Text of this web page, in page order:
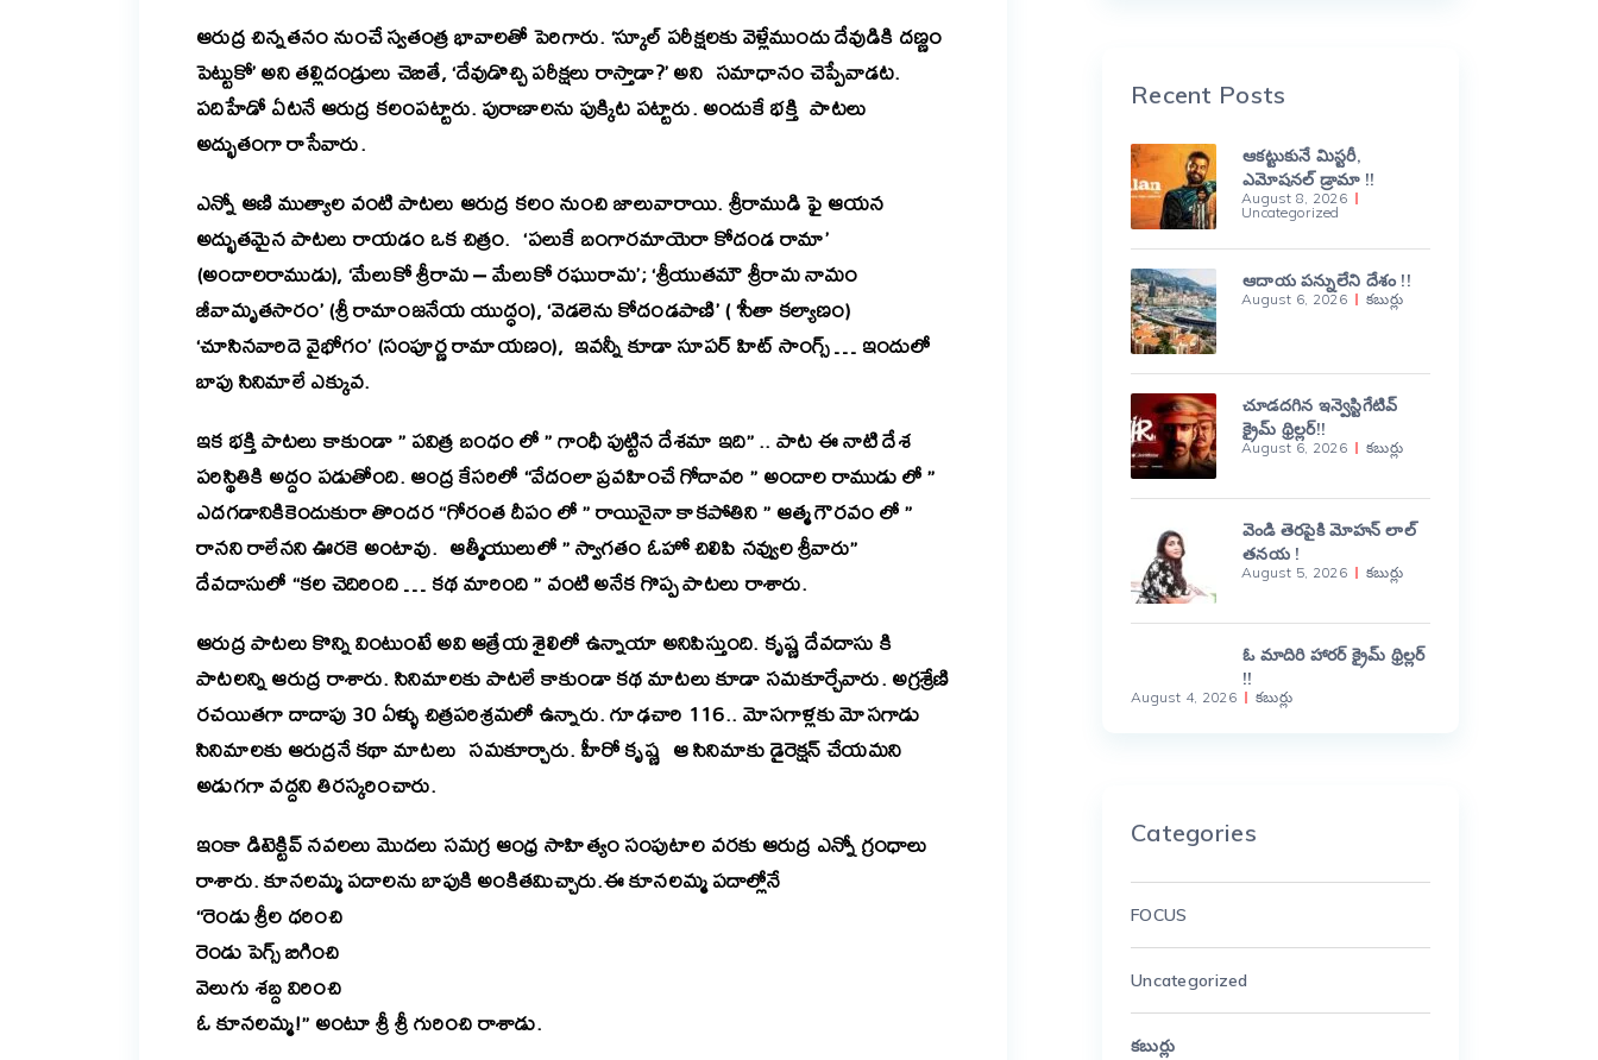
ఆరుద్ర చిన్నతనం నుంచే స్వతంత్ర భావాలతో పెరిగారు. ‘స్కూల్ పరీక్షలకు వెళ్లేముందు దేవుడికి దణ్ణం
పెట్టుకో’ అని తల్లిదండ్రులు చెబితే, ‘దేవుడొచ్చి పరీక్షలు రాస్తాడా?’ అని సమాధానం చెప్పేవాడట.
పదిహేడో ఏటనే ఆరుద్ర కలంపట్టారు. పురాణాలను పుక్కిట పట్టారు. అందుకే భక్తి పాటలు
అద్భుతంగా రాసేవారు.
ఎన్నో ఆణి ముత్యాల వంటి పాటలు ఆరుద్ర కలం నుంచి జాలువారాయి. శ్రీరాముడి ఫై ఆయన
అద్భు‌త‌మైన పాటలు రాయడం ఒక చిత్రం. ‘పలుకే బంగా‌ర‌మా‌యెరా కోదండ రామా’‌
(అందా‌ల‌రా‌ముడు),‘మేలుకో శ్రీరామ −‌ మేలుకో రఘు‌రామ’‌; ‌‘శ్రీయు‌తమౌ శ్రీరా‌మ‌ నామం
జీవా‌మృ‌త‌సారం’‌ (శ్రీ రామాం‌జ‌నేయ యుద్ధం), ‘వెడ‌లెను కోదం‌డ‌పాణి’ ( ‌‘సీతా‌ కల్యాణం)
‘చూసి‌న‌వా‌రిదె వైభోగం’‌ (సంపూర్ణ రామా‌యణం), ‌ ఇవన్నీ కూడా సూపర్ హిట్ సాంగ్స్ … ఇందులో
బాపు సినిమాలే ఎక్కువ.
ఇక భక్తి పాటలు కాకుండా” పవిత్ర బంధం లో ” గాంధీ పుట్టిన దేశమా ఇది” .. పాట ఈ నాటి దేశ
పరిస్థితికి అద్దం పడుతోంది. ఆంద్ర కేసరిలో “వేదంలా ప్రవహించే గోదావరి ” అందాల రాముడు లో ”
ఎదగడానికికెందుకురా తొందర “గోరంత దీపం లో ” రాయినైనా కాకపోతిని ” ఆత్మ గౌరవం లో ”
రానని రాలేనని ఊరకె అంటావు. ఆత్మీయులులో ” స్వాగతం ఓహో చిలిపి నవ్వుల శ్రీవారు”
దేవదాసులో “కల చెదిరింది … కథ మారింది ” వంటి అనేక గొప్ప పాటలు రాశారు.
ఆరుద్ర పాటలు కొన్ని వింటుంటే అవి ఆత్రేయ శైలిలో ఉన్నాయా అనిపిస్తుంది. కృష్ణ దేవదాసు కి
పాటలన్ని ఆరుద్ర రాశారు. సినిమాలకు పాటలే కాకుండా కథ మాటలు కూడా సమకూర్చేవారు. అగ్రశ్రేణి
రచయితగా దాదాపు 30 ఏళ్ళు చిత్రపరిశ్రమలో ఉన్నారు. గూఢచారి 116.. మోసగాళ్లకు మోసగాడు
సినిమాలకు ఆరుద్రనే కథా మాటలు సమకూర్చారు. హీరో కృష్ణ ఆ సినిమాకు డైరెక్షన్ చేయమని
అడుగగా వద్దని తిరస్కరించారు.
ఇంకా డిటెక్టివ్ నవలలు మొదలు సమగ్ర ఆంధ్ర సాహిత్యం సంపుటాల వరకు ఆరుద్ర ఎన్నో గ్రంధాలు
రాశారు. కూనలమ్మ పదాలను బాపుకి అంకితమిచ్చారు.ఈ కూనలమ్మ పదాల్లోనే
“రెండు శ్రీల ధరించి
రెండు పెగ్స్ బిగించి
వెలుగు శబ్ద విరించి
ఓ కూనలమ్మ!” అంటూ శ్రీ శ్రీ గురించి రాశాడు.
Recent Posts
ఆకట్టుకునే మిస్టరీ,
ఎమోషనల్ డ్రామా !!
August 8, 2026
Uncategorized
ఆదాయ పన్నులేని దేశం !!
August 6, 2026 కబుర్లు
చూడదగిన ఇన్వెస్టిగేటివ్
క్రైమ్ థ్రిల్లర్!!
August 6, 2026 కబుర్లు
వెండి తెరపైకి మోహన్ లాల్
తనయ !
August 5, 2026 కబుర్లు
ఓ మాదిరి హారర్ క్రైమ్ థ్రిల్లర్
!!
August 4, 2026 కబుర్లు
Categories
FOCUS
Uncategorized
కబుర్లు